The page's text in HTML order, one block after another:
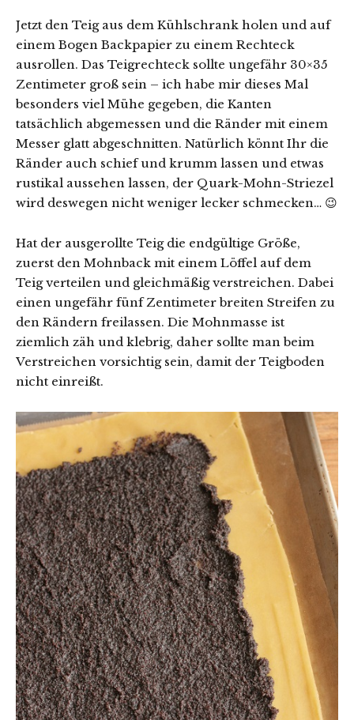
Jetzt den Teig aus dem Kühlschrank holen und auf
einem Bogen Backpapier zu einem Rechteck
ausrollen. Das Teigrechteck sollte ungefähr 30×35
Zentimeter groß sein – ich habe mir dieses Mal
besonders viel Mühe gegeben, die Kanten
tatsächlich abgemessen und die Ränder mit einem
Messer glatt abgeschnitten. Natürlich könnt Ihr die
Ränder auch schief und krumm lassen und etwas
rustikal aussehen lassen, der Quark-Mohn-Striezel
wird deswegen nicht weniger lecker schmecken… 😉
Hat der ausgerollte Teig die endgültige Größe,
zuerst den Mohnback mit einem Löffel auf dem
Teig verteilen und gleichmäßig verstreichen. Dabei
einen ungefähr fünf Zentimeter breiten Streifen zu
den Rändern freilassen. Die Mohnmasse ist
ziemlich zäh und klebrig, daher sollte man beim
Verstreichen vorsichtig sein, damit der Teigboden
nicht einreißt.